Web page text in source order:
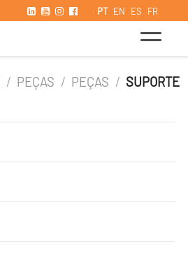
PT EN ES FR
/ PEÇAS / PEÇAS / SUPORTE